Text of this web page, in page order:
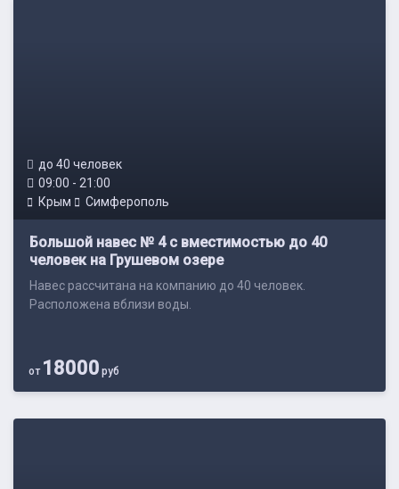
до 40 человек
09:00 - 21:00
Крым
Симферополь
Большой навес № 4 с вместимостью до 40
человек на Грушевом озере
Навес рассчитана на компанию до 40 человек.
Расположена вблизи воды.
от 18000 руб